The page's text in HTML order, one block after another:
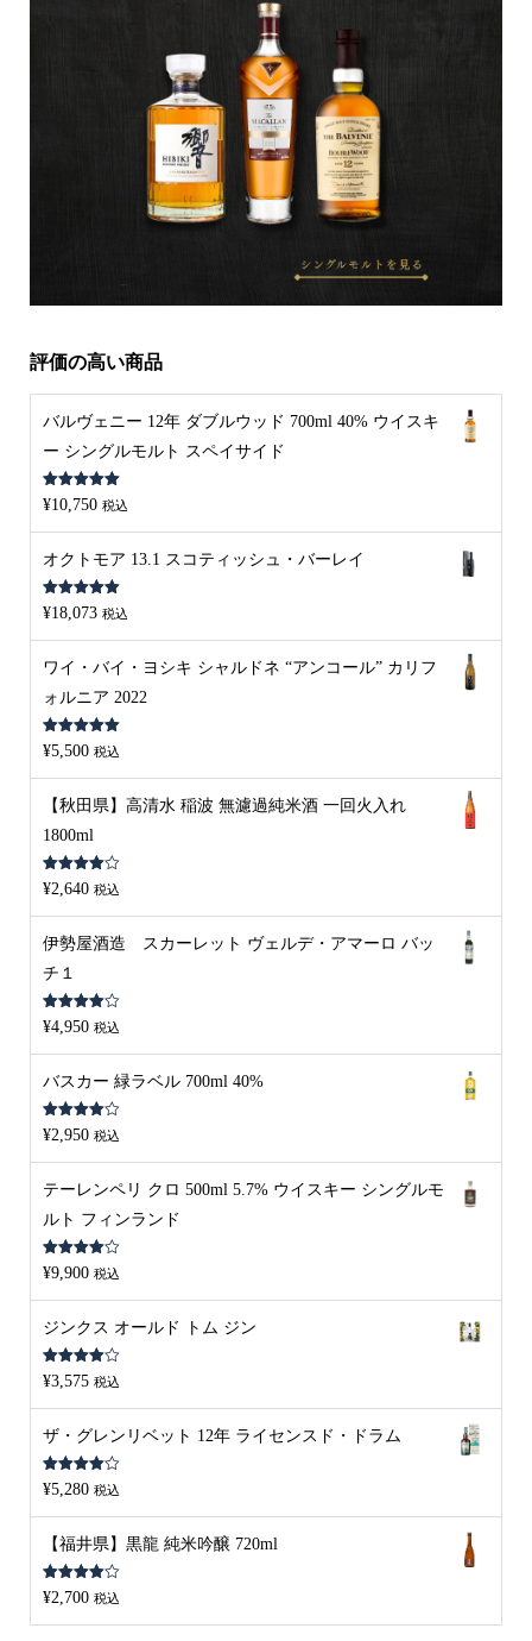
評価の高い商品
バルヴェニー 12年 ダブルウッド 700ml 40% ウイスキ
ー シングルモルト スペイサイド
5段階中5.00
の評価
¥10,750 税込
オクトモア 13.1 スコティッシュ・バーレイ
5段階中5.00
の評価
¥18,073 税込
ワイ・バイ・ヨシキ シャルドネ “アンコール” カリフ
ォルニア 2022
5段階中 5.00
の評価
¥5,500 税込
【秋田県】高清水 稲波 無濾過純米酒 一回火入れ
1800ml
5段階中
4.00の評
¥2,640 税込
伊勢屋酒造 スカーレット ヴェルデ・アマーロ バッ
チ１
5段階中
4.00の評
¥4,950 税込
バスカー 緑ラベル 700ml 40%
5段階中
4.00の評
¥2,950 税込
テーレンペリ クロ 500ml 5.7% ウイスキー シングルモ
ルト フィンランド
5段階中
4.00の評
¥9,900 税込
ジンクス オールド トム ジン
5段階中
4.00の評
¥3,575 税込
ザ・グレンリベット 12年 ライセンスド・ドラム
5段階中
4.00の評
¥5,280 税込
【福井県】黒龍 純米吟醸 720ml
5段階中
4.00の評
¥2,700 税込